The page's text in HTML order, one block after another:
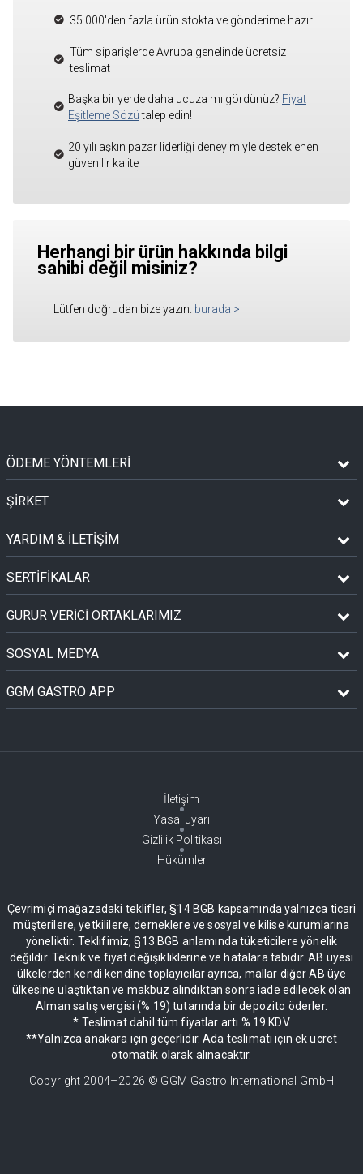
35.000'den fazla ürün stokta ve gönderime hazır
Tüm siparişlerde Avrupa genelinde ücretsiz
teslimat
Başka bir yerde daha ucuza mı gördünüz? Fiyat
Eşitleme Sözütalep edin!
20 yılı aşkın pazar liderliği deneyimiyle desteklenen
güvenilir kalite
Herhangi bir ürün hakkında bilgi
sahibi değil misiniz?
Lütfen doğrudan bize yazın. burada >
ÖDEME YÖNTEMLERİ
ŞİRKET
YARDIM & İLETİŞİM
SERTİFİKALAR
GURUR VERİCİ ORTAKLARIMIZ
SOSYAL MEDYA
GGM GASTRO APP
İletişim
Yasal uyarı
Gizlilik Politikası
Hükümler
Çevrimiçi mağazadaki teklifler, §14 BGB kapsamında yalnızca ticari
müşterilere, yetkililere, derneklere ve sosyal ve kilise kurumlarına
yöneliktir. Teklifimiz, §13 BGB anlamında tüketicilere yönelik
değildir. Teknik ve fiyat değişikliklerine ve hatalara tabidir. AB üyesi
ülkelerden kendi kendine toplayıcılar ayrıca, mallar diğer AB üye
ülkesine ulaştıktan ve makbuz alındıktan sonra iade edilecek olan
Alman satış vergisi (% 19) tutarında bir depozito öderler.
* Teslimat dahil tüm fiyatlar artı % 19 KDV
**Yalnızca anakara için geçerlidir. Ada teslimatı için ek ücret
otomatik olarak alınacaktır.
Copyright 2004–2026 © GGM Gastro International GmbH